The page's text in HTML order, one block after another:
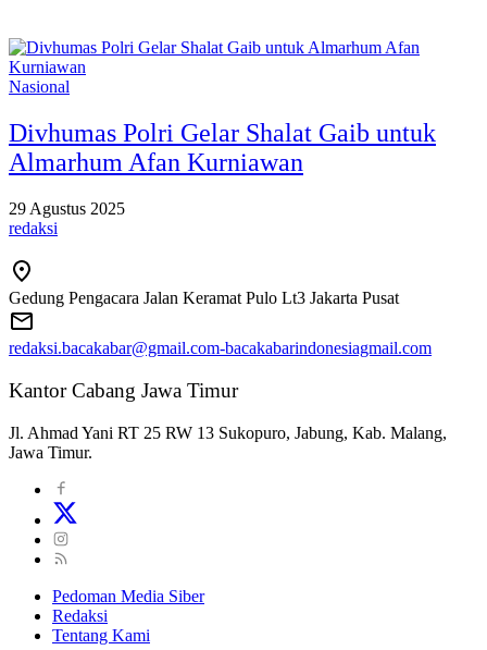
Nasional
Divhumas Polri Gelar Shalat Gaib untuk
Almarhum Afan Kurniawan
29 Agustus 2025
redaksi
Gedung Pengacara Jalan Keramat Pulo Lt3 Jakarta Pusat
redaksi.bacakabar@gmail.com-bacakabarindonesiagmail.com
Kantor Cabang Jawa Timur
Jl. Ahmad Yani RT 25 RW 13 Sukopuro, Jabung, Kab. Malang,
Jawa Timur.
Pedoman Media Siber
Redaksi
Tentang Kami